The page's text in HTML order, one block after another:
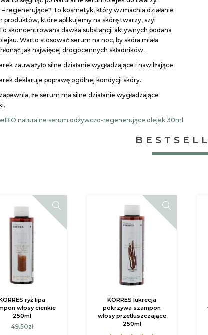
regenerujące? To kosmetyk, który wzmacnia działanie
produktów, które aplikujemy na skórę twarzy, szyi
skoncentrowana dawka substancji aktywnych podana
Warto stosować serum na noc, by skóra miała
jak najwięcej drogocennych składników.
zauważyło silne działanie wygładzające i nawilżające.
deklaruje poprawę ogólnej kondycji skóry.
że serum ma silne działanie wygładzające
naturalne serum odżywczo-regenerujące olejek 30ml
ryż lipa
włosy cienkie
250ml
49.50zł
KORRES lukrecja
pokrzywa szampon
włosy przetłuszczające
250ml